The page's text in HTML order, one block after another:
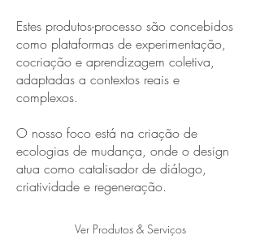
Estes produtos-processo são concebidos
como plataformas de experimentação,
cocriação e aprendizagem coletiva,
adaptadas a contextos reais e
complexos.
O nosso foco está na criação de
ecologias de mudança, onde o design
atua como catalisador de diálogo,
criatividade e regeneração.
Ver Produtos & Serviços